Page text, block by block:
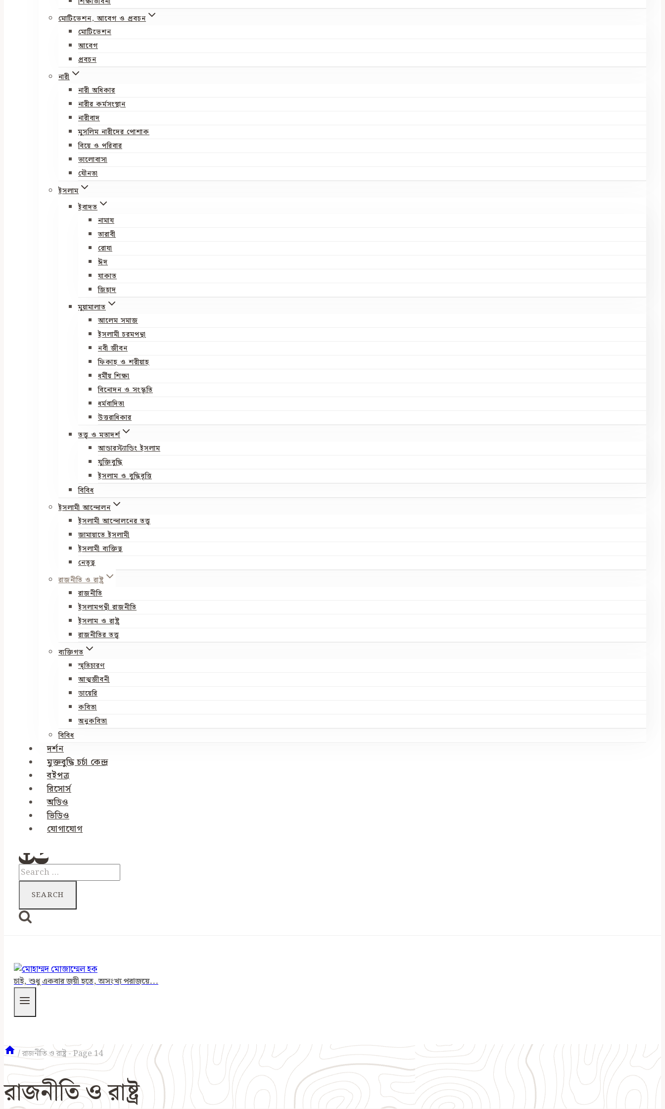
মোটিভেশন, আবেগ ও প্রবচন
মোটিভেশন
আবেগ
প্রবচন
নারী
নারী অধিকার
নারীর কর্মসংস্থান
নারীবাদ
মুসলিম নারীদের পোশাক
বিয়ে ও পরিবার
ভালোবাসা
যৌনতা
ইসলাম
ইবাদত
নামায
তারাবী
রোযা
ঈদ
যাকাত
জিহাদ
মুয়ামালাত
আলেম সমাজ
ইসলামী চরমপন্থা
নবী জীবন
ফিকাহ ও শরীয়াহ
ধর্মীয় শিক্ষা
বিনোদন ও সংস্কৃতি
ধর্মবাদিতা
উত্তরাধিকার
তত্ত্ব ও মতাদর্শ
আন্ডারস্ট্যান্ডিং ইসলাম
যুক্তিবুদ্ধি
ইসলাম ও বুদ্ধিবৃত্তি
বিবিধ
ইসলামী আন্দোলন
ইসলামী আন্দোলনের তত্ত্ব
জামায়াতে ইসলামী
ইসলামী ব্যক্তিত্ব
নেতৃত্ব
রাজনীতি ও রাষ্ট্র
রাজনীতি
ইসলামপন্থী রাজনীতি
ইসলাম ও রাষ্ট্র
রাজনীতির তত্ত্ব
ব্যক্তিগত
স্মৃতিচারণ
আত্মজীবনী
ডায়েরি
কবিতা
অনুকবিতা
বিবিধ
দর্শন
মুক্তবুদ্ধি চর্চা কেন্দ্র
বইপত্র
রিসোর্স
অডিও
ভিডিও
যোগাযোগ
Search
for:
চাই, শুধু একবার জয়ী হতে, অসংখ্য পরাজয়ে...
/রাজনীতি ও রাষ্ট্র- Page 14
রাজনীতি ও রাষ্ট্র